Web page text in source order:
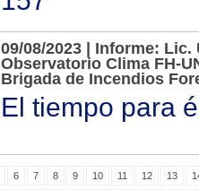
09/08/2023 | Informe: Lic.
Observatorio Clima FH-
Brigada de Incendios
El tiempo para
6 7 8 9 10 11 12 13